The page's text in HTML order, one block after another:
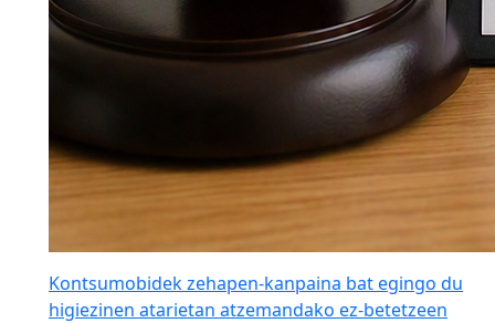
Kontsumobidek zehapen-kanpaina bat egingo du
higiezinen atarietan atzemandako ez-betetzeen